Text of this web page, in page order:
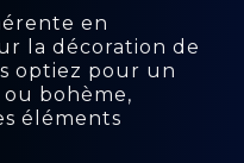
en
la décoration de
optiez pour un
bohème,
éléments